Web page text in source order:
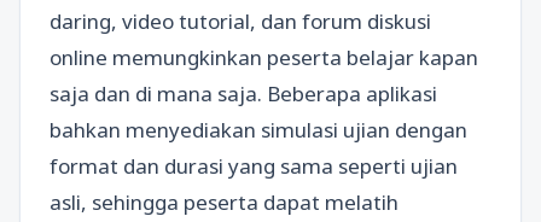
daring, video tutorial, dan forum diskusi
online memungkinkan peserta belajar kapan
saja dan di mana saja. Beberapa aplikasi
bahkan menyediakan simulasi ujian dengan
format dan durasi yang sama seperti ujian
asli, sehingga peserta dapat melatih